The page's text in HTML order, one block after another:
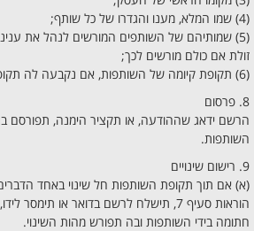
(4) שמו המלא, מענו והגדרו של כל שותף;
(5) שמותיהם של השותפים המורשים לנהל את
זולת אם כולם מורשים לכך;
(6) תקופת קיומה של השותפות, אם נקבעה לה תקופה, ויום תחילתה.
8. פרסום
הרשם ידאג שההודעה, או תקציר הימנה, תפורסם
השותפות.
9. רישום שינויים
(א) אם תוך תקופת השותפות חל שינוי באחד
הוראות סעיף 7, תישלח לרשם בדואר או
חתומה בידי השותפות ובה תפורש מהות השינוי.